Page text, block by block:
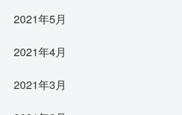
2021年5月
2021年4月
2021年3月